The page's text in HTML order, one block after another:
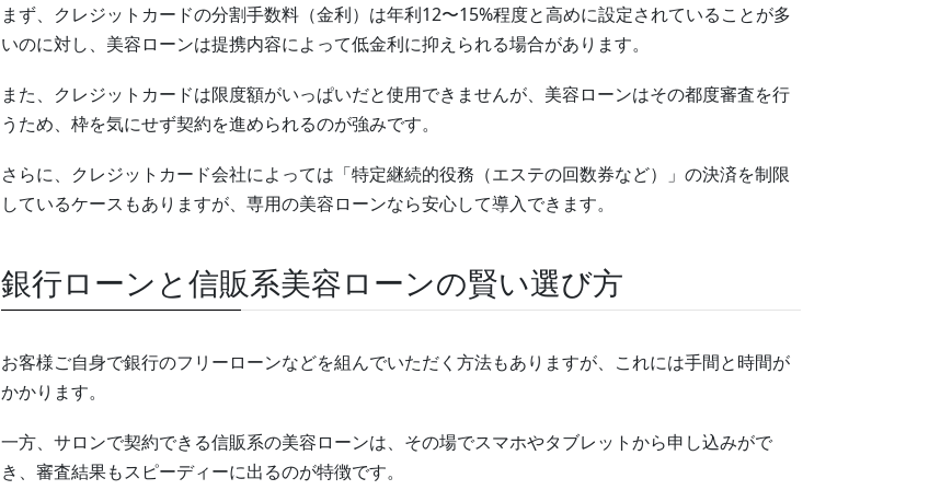
まず、クレジットカードの分割手数料（金利）は年利12〜15%程度と高めに設定されていることが多
いのに対し、美容ローンは提携内容によって低金利に抑えられる場合があります。
また、クレジットカードは限度額がいっぱいだと使用できませんが、美容ローンはその都度審査を行
うため、枠を気にせず契約を進められるのが強みです。
さらに、クレジットカード会社によっては「特定継続的役務（エステの回数券など）」の決済を制限
しているケースもありますが、専用の美容ローンなら安心して導入できます。
銀行ローンと信販系美容ローンの賢い選び方
お客様ご自身で銀行のフリーローンなどを組んでいただく方法もありますが、これには手間と時間が
かかります。
一方、サロンで契約できる信販系の美容ローンは、その場でスマホやタブレットから申し込みがで
き、審査結果もスピーディーに出るのが特徴です。